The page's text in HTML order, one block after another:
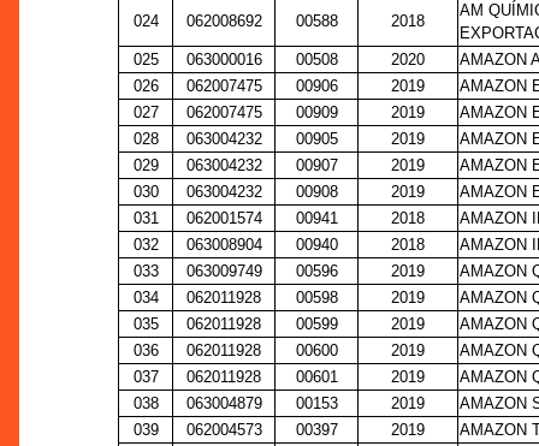
024 062008692 00588 2018
AM
025
063000016 00508 2020
AMAZON
026
062007475 00906 2019
AMAZON
027
062007475 00909 2019
AMAZON
028
063004232 00905 2019
AMAZON
029
063004232 00907 2019
AMAZON
030
063004232 00908 2019
AMAZON
031
062001574 00941 2018
AMAZON
032
063008904 00940 2018
AMAZON
033
063009749 00596 2019
AMAZON
034
062011928 00598 2019
AMAZON
035
062011928 00599 2019
AMAZON
036
062011928 00600 2019
AMAZON
037
062011928 00601 2019
AMAZON
038
063004879 00153 2019
AMAZON
039
062004573 00397 2019
AMAZON